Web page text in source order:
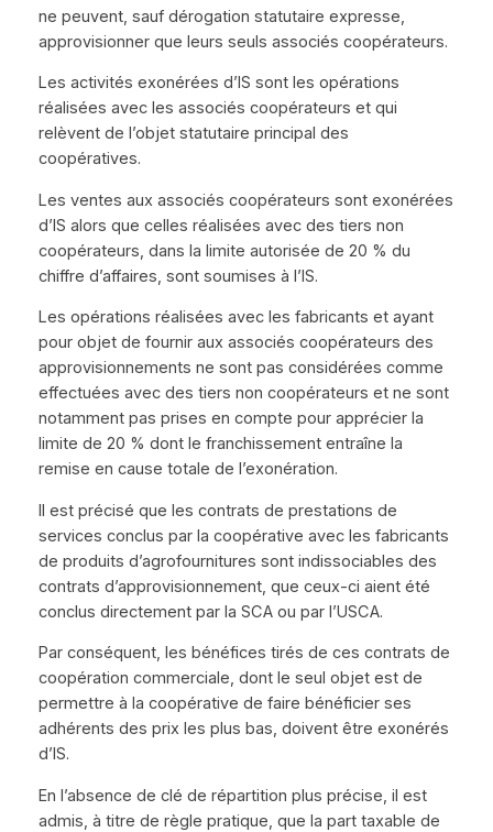
ne peuvent, sauf dérogation statutaire expresse,
approvisionner que leurs seuls associés coopérateurs.
Les activités exonérées d’IS sont les opérations
réalisées avec les associés coopérateurs et qui
relèvent de l’objet statutaire principal des
coopératives.
Les ventes aux associés coopérateurs sont exonérées
d’IS alors que celles réalisées avec des tiers non
coopérateurs, dans la limite autorisée de 20 % du
chiffre d’affaires, sont soumises à l’IS.
Les opérations réalisées avec les fabricants et ayant
pour objet de fournir aux associés coopérateurs des
approvisionnements ne sont pas considérées comme
effectuées avec des tiers non coopérateurs et ne sont
notamment pas prises en compte pour apprécier la
limite de 20 % dont le franchissement entraîne la
remise en cause totale de l’exonération.
Il est précisé que les contrats de prestations de
services conclus par la coopérative avec les fabricants
de produits d’agrofournitures sont indissociables des
contrats d’approvisionnement, que ceux-ci aient été
conclus directement par la SCA ou par l’USCA.
Par conséquent, les bénéfices tirés de ces contrats de
coopération commerciale, dont le seul objet est de
permettre à la coopérative de faire bénéficier ses
adhérents des prix les plus bas, doivent être exonérés
d’IS.
En l’absence de clé de répartition plus précise, il est
admis, à titre de règle pratique, que la part taxable de